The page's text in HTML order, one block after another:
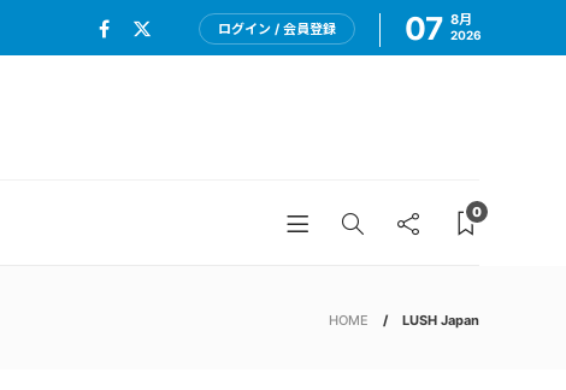
ログイン / 会員登録 07 8月
2026
0
HOME LUSH Japan